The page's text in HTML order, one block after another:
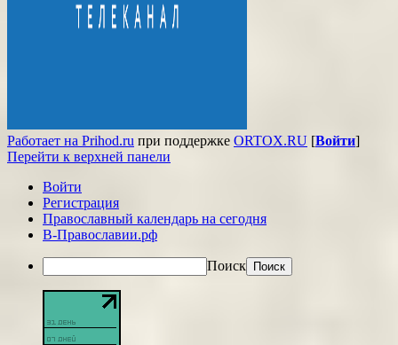
Работает на Prihod.ru при поддержке ORTOX.RU [Войти]
Перейти к верхней панели
Войти
Регистрация
Православный календарь на сегодня
В-Православии.рф
Поиск